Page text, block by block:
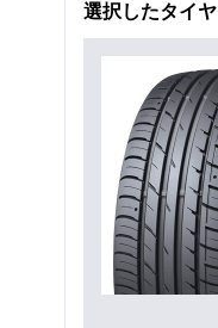
選択したタイヤ